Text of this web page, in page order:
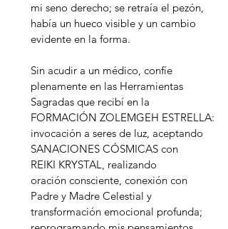
mi seno derecho; se retraía el pezón,
había un hueco visible y un cambio
evidente en la forma.
Sin acudir a un médico, confíe
plenamente en las Herramientas
Sagradas que recibí en la
FORMACIÓN ZOLEMGEH ESTRELLA:
invocación a seres de luz, aceptando
SANACIONES CÓSMICAS con
REIKI KRYSTAL, realizando
oración consciente, conexión con
Padre y Madre Celestial y
transformación emocional profunda;